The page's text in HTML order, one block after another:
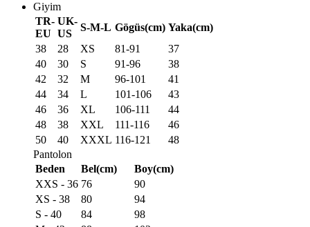
Giyim
TR-
EU
UK-
US
S-M-L Gögüs(cm) Yaka(cm)
38
28 XS 81-91
37
40
30 S 91-96
38
42
32 M 96-101
41
44
34 L 101-106
43
46
36 XL 106-111
44
48
38 XXL 111-116
46
50
40 XXXL 116-121
48
Pantolon
Beden
Bel(cm)
Boy(cm)
XXS - 36 76
90
XS - 38
80
94
S - 40
84
98